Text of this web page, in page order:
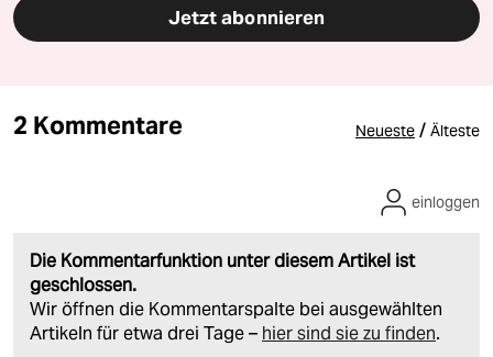
Jetzt abonnieren
2 Kommentare Neueste / Älteste
Die Kommentarfunktion unter diesem Artikel ist
geschlossen.
Wir öffnen die Kommentarspalte bei ausgewählten
Artikeln für etwa drei Tage – hier sind sie zu finden.
einloggen